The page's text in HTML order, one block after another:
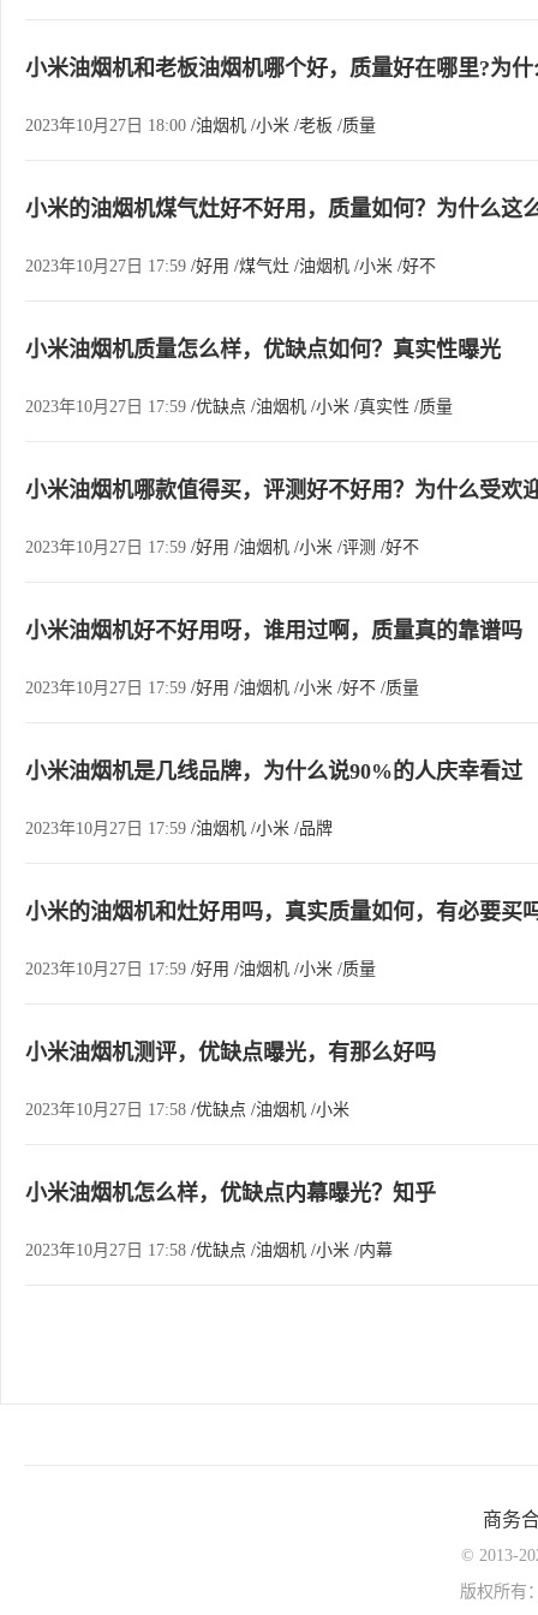
小米油烟机和老板油烟机哪个好，质量好在哪里?为
2023年10月27日 18:00 /油烟机 /小米 /老板 /质量
小米的油烟机煤气灶好不好用，质量如何？为什么这
2023年10月27日 17:59 /好用 /煤气灶 /油烟机 /小米 /好不
小米油烟机质量怎么样，优缺点如何？真实性曝光
2023年10月27日 17:59 /优缺点 /油烟机 /小米 /真实性 /质量
小米油烟机哪款值得买，评测好不好用？为什么受欢
2023年10月27日 17:59 /好用 /油烟机 /小米 /评测 /好不
小米油烟机好不好用呀，谁用过啊，质量真的靠谱吗
2023年10月27日 17:59 /好用 /油烟机 /小米 /好不 /质量
小米油烟机是几线品牌，为什么说90%的人庆幸看过
2023年10月27日 17:59 /油烟机 /小米 /品牌
小米的油烟机和灶好用吗，真实质量如何，有必要买
2023年10月27日 17:59 /好用 /油烟机 /小米 /质量
小米油烟机测评，优缺点曝光，有那么好吗
2023年10月27日 17:58 /优缺点 /油烟机 /小米
小米油烟机怎么样，优缺点内幕曝光？知乎
2023年10月27日 17:58 /优缺点 /油烟机 /小米 /内幕
商务
© 2013-
版权所有